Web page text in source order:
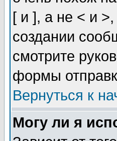
[ и ], а не < и
создании
смотрите
формы
Вернуться к
Могу ли я